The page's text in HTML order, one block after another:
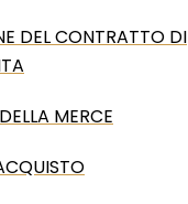
DEL CONTRATTO DI
MERCE